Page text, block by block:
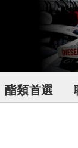
酯類首選